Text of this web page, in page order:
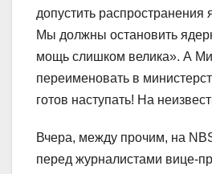
допустить распространения
Мы должны остановить
мощь слишком велика». А
переименовать в
готов наступать! На
Вчера, между прочим, на
перед журналистами вице-